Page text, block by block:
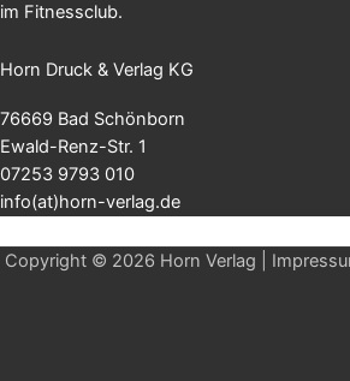
im Fitnessclub.
Horn Druck & Verlag KG
76669 Bad Schönborn
Ewald-Renz-Str. 1
07253 9793 010
info(at)horn-verlag.de
Copyright © 2026 Horn Verlag |